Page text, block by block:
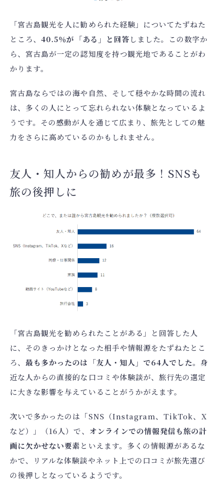
「宮古島観光を人に勧められた経験」についてたずねた
ところ、40.5％が「ある」と回答しました。この数字か
ら、宮古島が一定の認知度を持つ観光地であることがわ
かります。
宮古島ならではの海や自然、そして穏やかな時間の流れ
は、多くの人にとって忘れられない体験となっているよ
うです。その感動が人を通じて広まり、旅先としての魅
力をさらに高めているのかもしれません。
友人・知人からの勧めが最多！SNSも
旅の後押しに
「宮古島観光を勧められたことがある」と回答した人
に、そのきっかけとなった相手や情報源をたずねたとこ
ろ、最も多かったのは「友人・知人」で64人でした。 身
近な人からの直接的な口コミや体験談が、旅行先の選定
に大きな影響を与えていることがうかがえます。
次いで多かったのは「SNS（Instagram、TikTok、X
など）」（16人）で、 オンラインでの情報発信も旅の計
画に欠かせない要素 といえます。多くの情報源があるな
かで、リアルな体験談やネット上での口コミが旅先選び
の後押しとなっているようです。